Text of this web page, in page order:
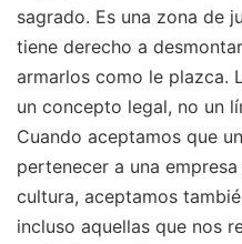
sagrado. Es una zona de
tiene derecho a
armarlos como le plazca.
un concepto legal, no un
Cuando aceptamos que
pertenecer a una
cultura, aceptamos
incluso aquellas que nos